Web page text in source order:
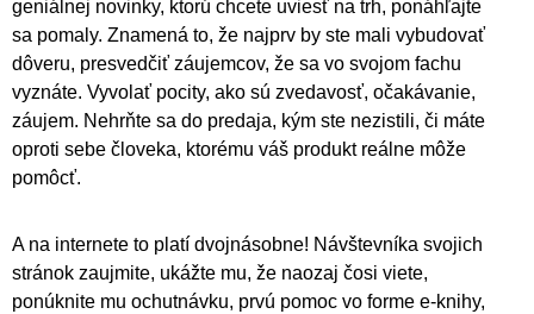
geniálnej novinky, ktorú chcete uviesť na trh, ponáhľajte
sa pomaly. Znamená to, že najprv by ste mali vybudovať
dôveru, presvedčiť záujemcov, že sa vo svojom fachu
vyznáte. Vyvolať pocity, ako sú zvedavosť, očakávanie,
záujem. Nehrňte sa do predaja, kým ste nezistili, či máte
oproti sebe človeka, ktorému váš produkt reálne môže
pomôcť.
A na internete to platí dvojnásobne! Návštevníka svojich
stránok zaujmite, ukážte mu, že naozaj čosi viete,
ponúknite mu ochutnávku, prvú pomoc vo forme e-knihy,